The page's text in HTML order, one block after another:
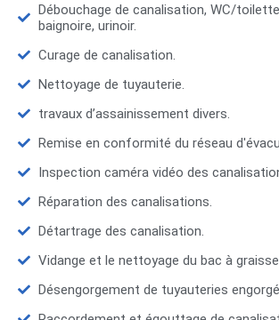
Débouchage de canalisation, WC/
baignoire, urinoir.
Curage de canalisation.
Nettoyage de tuyauterie.
travaux d’assainissement divers.
Remise en conformité du réseau
Inspection caméra vidéo des
Réparation des canalisations.
Détartrage des canalisation.
Vidange et le nettoyage du bac à
Désengorgement de tuyauteries